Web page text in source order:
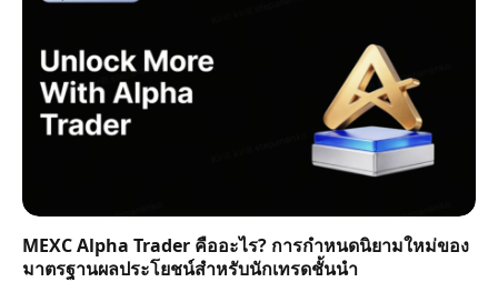
MEXC Alpha Trader คืออะไร? การกำหนดนิยามใหม่ของ
มาตรฐานผลประโยชน์สำหรับนักเทรดชั้นนำ